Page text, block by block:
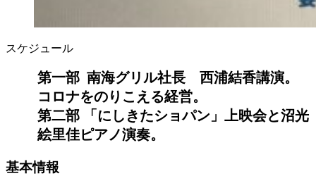
スケジュール
第一部 南海グリル社長 西浦結香講演。
コロナをのりこえる経営。
第二部 「にしきたショパン」上映会と沼光
絵里佳ピアノ演奏。
基本情報